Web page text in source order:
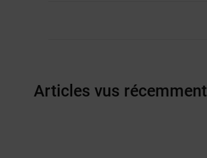
Articles vus récemment